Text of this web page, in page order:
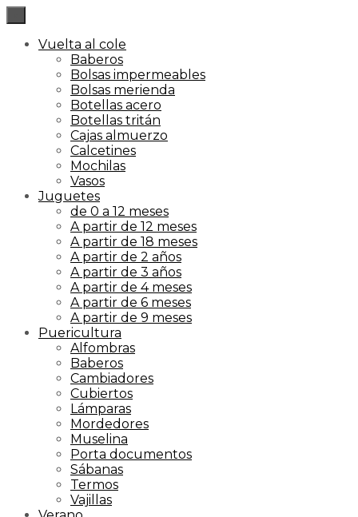
Vuelta al cole
Baberos
Bolsas impermeables
Bolsas merienda
Botellas acero
Botellas tritán
Cajas almuerzo
Calcetines
Mochilas
Vasos
Juguetes
de 0 a 12 meses
A partir de 12 meses
A partir de 18 meses
A partir de 2 años
A partir de 3 años
A partir de 4 meses
A partir de 6 meses
A partir de 9 meses
Puericultura
Alfombras
Baberos
Cambiadores
Cubiertos
Lámparas
Mordedores
Muselina
Porta documentos
Sábanas
Termos
Vajillas